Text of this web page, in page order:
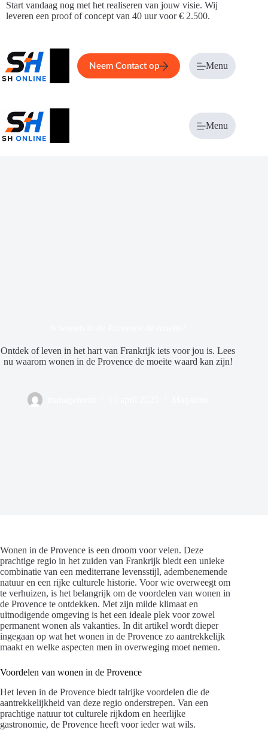
Ga
naar
Start vandaag nog met het realiseren van jouw visie. Wij
leveren een proof of concept van 40 uur voor € 2.500.
Home Service Over ons
Neem Contact op Menu
Menu
Ontdek of leven in het hart van Frankrijk iets voor jou is. Lees
nu waarom wonen in de Provence de moeite waard kan zijn!
Wonen in de Provence is een droom voor velen. Deze
prachtige regio in het zuiden van Frankrijk biedt een unieke
combinatie van een mediterrane levensstijl, adembenemende
natuur en een rijke culturele historie. Voor wie overweegt om
te verhuizen, is het belangrijk om de voordelen van wonen in
de Provence te ontdekken. Met zijn milde klimaat en
uitnodigende omgeving is het een ideale plek voor zowel
permanent wonen als vakanties. In dit artikel wordt dieper
ingegaan op wat het wonen in de Provence zo aantrekkelijk
maakt en welke aspecten men in overweging moet nemen.
Voordelen van wonen in de Provence
Het leven in de Provence biedt talrijke voordelen die de
aantrekkelijkheid van deze regio onderstrepen. Van een
prachtige natuur tot culturele rijkdom en heerlijke
gastronomie, de Provence heeft voor ieder wat wils.